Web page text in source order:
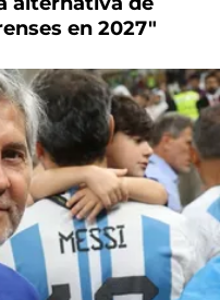
en 2027"